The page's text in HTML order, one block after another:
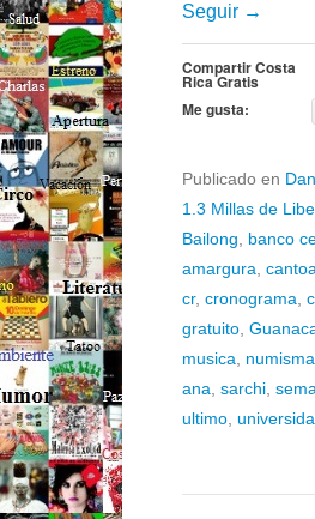
Seguir →
Compartir Costa
Rica Gratis
Me gusta:
Publicado en
1.3 Millas de
Bailong
banco
amargura
cr, cronograma
gratuito
musica
ana sarchi
ultimo